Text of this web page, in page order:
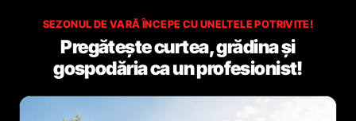
SEZONUL DE VARĂ ÎNCEPE CU UNELTELE POTRIVITE!
Pregătește curtea, grădina și
gospodăria ca un profesionist!